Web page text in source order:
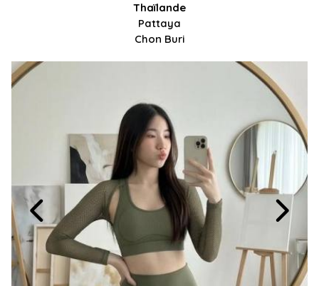
Thaïlande
Pattaya
Chon Buri